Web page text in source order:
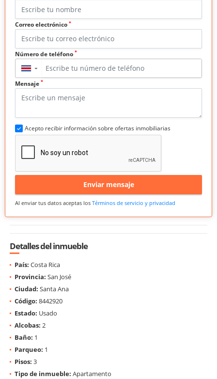
Correo electrónico *
Número de teléfono *
▼
Mensaje *
Acepto recibir información sobre ofertas inmobiliarias
Enviar mensaje
Al enviar tus datos aceptas los Términos de servicio y privacidad
Detalles del inmueble
País: Costa Rica
Provincia: San José
Ciudad: Santa Ana
Código: 8442920
Estado: Usado
Alcobas: 2
Baño: 1
Parqueo: 1
Pisos: 3
Tipo de inmueble: Apartamento